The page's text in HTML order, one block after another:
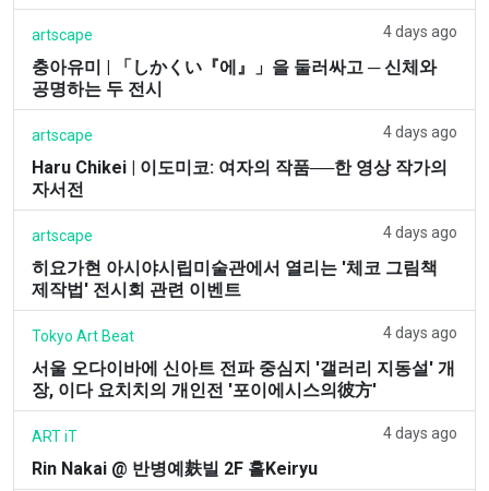
artscape 4 days ago
충아유미 | 「しかくい『에』」을 둘러싸고 ─ 신체와
공명하는 두 전시
artscape 4 days ago
Haru Chikei | 이도미코: 여자의 작품──한 영상 작가의
자서전
artscape 4 days ago
히요가현 아시야시립미술관에서 열리는 '체코 그림책
제작법' 전시회 관련 이벤트
Tokyo Art Beat 4 days ago
서울 오다이바에 신아트 전파 중심지 '갤러리 지동설' 개
장, 이다 요치치의 개인전 '포이에시스의彼方'
ART iT 4 days ago
Rin Nakai @ 반병예麸빌 2F 홀Keiryu